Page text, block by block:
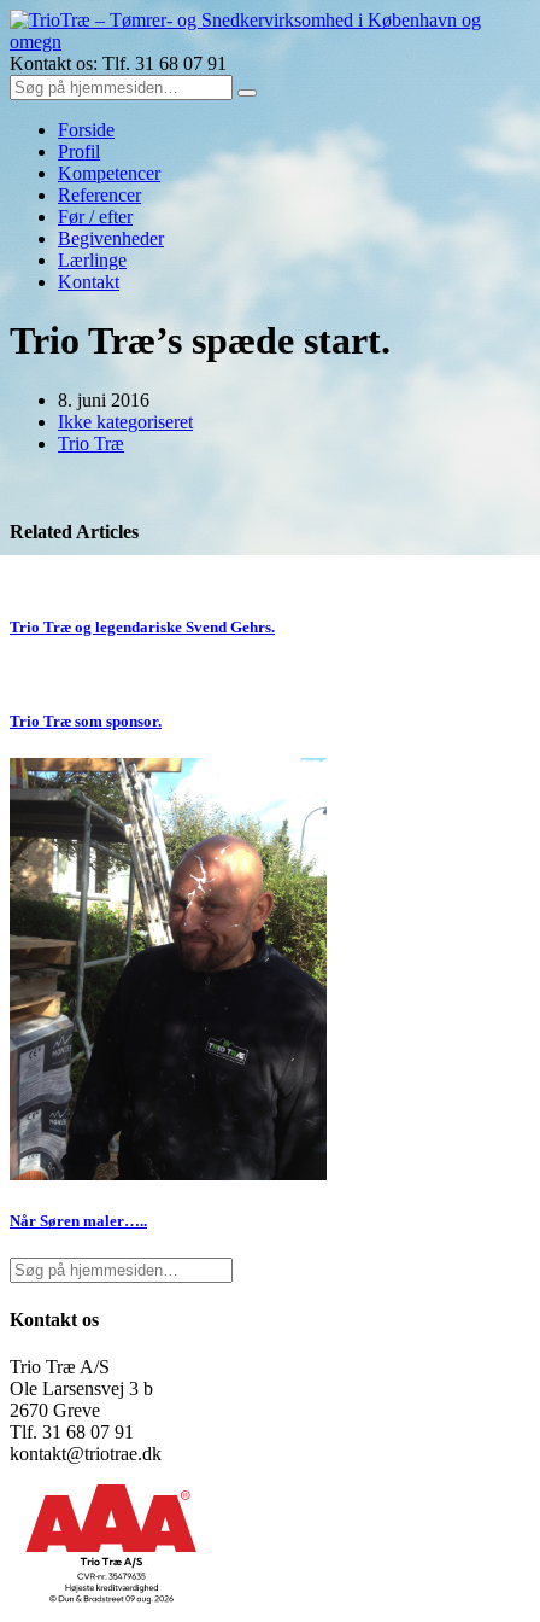
Kontakt os: Tlf. 31 68 07 91
Forside
Profil
Kompetencer
Referencer
Før / efter
Begivenheder
Lærlinge
Kontakt
Trio Træ’s spæde start.
8. juni 2016
Ikke kategoriseret
Trio Træ
Related Articles
Trio Træ og legendariske Svend Gehrs.
Trio Træ som sponsor.
Når Søren maler…..
Kontakt os
Trio Træ A/S
Ole Larsensvej 3 b
2670 Greve
Tlf. 31 68 07 91
kontakt@triotrae.dk